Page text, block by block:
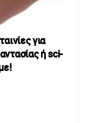
για
ή sci-